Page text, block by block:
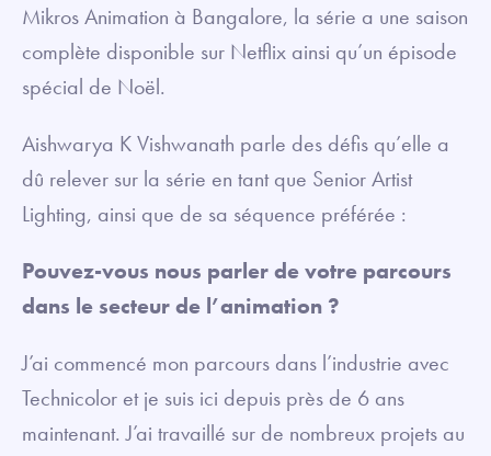
Mikros Animation à Bangalore, la série a une saison
complète disponible sur Netflix ainsi qu’un épisode
spécial de Noël.
Aishwarya K Vishwanath parle des défis qu’elle a
dû relever sur la série en tant que Senior Artist
Lighting, ainsi que de sa séquence préférée :
Pouvez-vous nous parler de votre parcours
dans le secteur de l’animation ?
J’ai commencé mon parcours dans l’industrie avec
Technicolor et je suis ici depuis près de 6 ans
maintenant. J’ai travaillé sur de nombreux projets au